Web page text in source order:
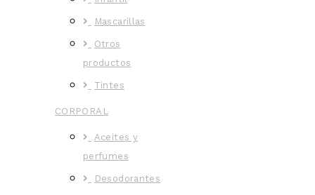
Mascarillas
Otros
productos
Tintes
CORPORAL
Aceites y
perfumes
Desodorantes